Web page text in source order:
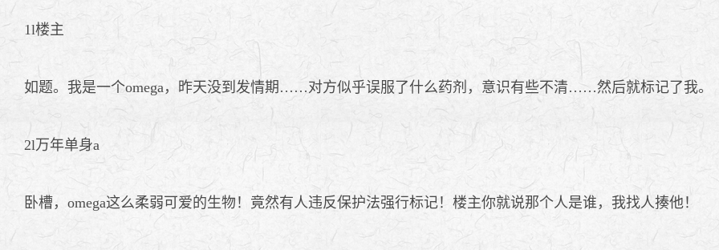
1l楼主
如题。我是一个omega，昨天没到发情期……对方似乎误服了什么药剂，意识有些不清……然后就标记了我。
2l万年单身a
卧槽，omega这么柔弱可爱的生物！竟然有人违反保护法强行标记！楼主你就说那个人是谁，我找人揍他！